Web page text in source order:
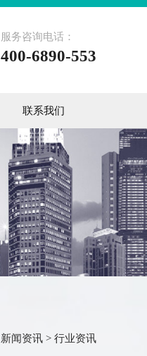
服务咨询电话：
400-6890-553
联系我们
新闻资讯 > 行业资讯